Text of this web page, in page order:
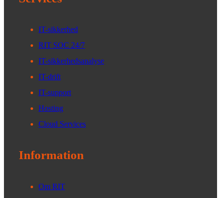
IT-sikkerhed
RIT SOC 24/7
IT-sikkerhedsanalyse
IT-drift
IT-support
Hosting
Cloud Services
Information
Om RIT